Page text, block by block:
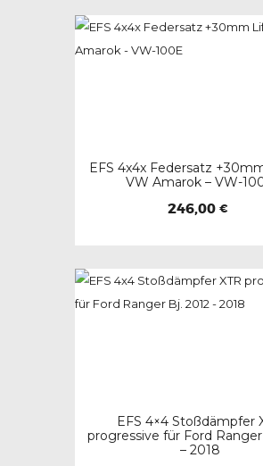
EFS 4x4x Federsatz
VW Amarok – VW-
246,00 €
EFS 4×4 Stoßdämpfer
progressive für Ford Ranger
– 2018